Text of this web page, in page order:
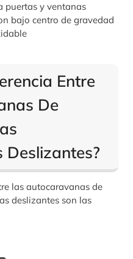
puertas y ventanas
bajo centro de gravedad
Entre
De
las autocaravanas de
deslizantes son las